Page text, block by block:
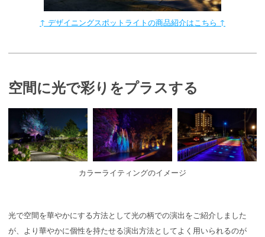
↑ デザイニングスポットライトの商品紹介はこちら ↑
空間に光で彩りをプラスする
カラーライティングのイメージ
光で空間を華やかにする方法として光の柄での演出をご紹介しました
が、より華やかに個性を持たせる演出方法としてよく用いられるのが